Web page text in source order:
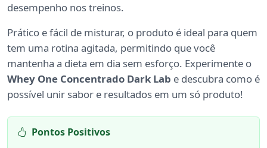
desempenho nos treinos.
Prático e fácil de misturar, o produto é ideal para quem
tem uma rotina agitada, permitindo que você
mantenha a dieta em dia sem esforço. Experimente o
Whey One Concentrado Dark Lab e descubra como é
possível unir sabor e resultados em um só produto!
Pontos Positivos